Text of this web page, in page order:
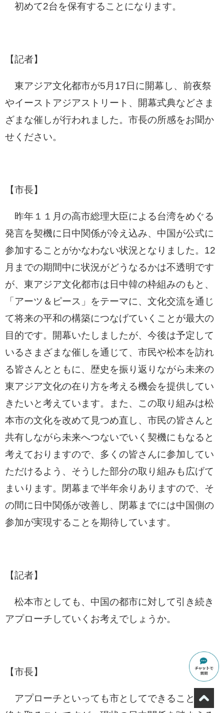
初めて2台を保有することになります。
【記者】
東アジア文化都市が5月17日に開幕し、前夜祭
やイーストアジアストリート、開幕式典などさま
ざまな催しが行われました。市長の所感をお聞か
せください。
【市長】
昨年１１月の高市総理大臣による台湾をめぐる
発言を契機に日中関係が冷え込み、中国が公式に
参加することがかなわない状況となりました。12
月までの期間中に状況がどうなるかは不透明です
が、東アジア文化都市は日中韓の枠組みのもと、
「アーツ＆ピース」をテーマに、文化交流を通じ
て将来の平和の構築につなげていくことが最大の
目的です。開幕いたしましたが、今後は予定して
いるさまざまな催しを通じて、市民や松本を訪れ
る皆さんとともに、歴史を振り返りながら未来の
東アジア文化の在り方を考える機会を提供してい
きたいと考えています。また、この取り組みは松
本市の文化を改めて見つめ直し、市民の皆さんと
共有しながら未来へつないでいく契機にもなると
考えておりますので、多くの皆さんに参加してい
ただけるよう、そうした部分の取り組みも広げて
まいります。閉幕まで半年余りありますので、そ
の間に日中関係が改善し、閉幕までには中国側の
参加が実現することを期待しています。
【記者】
松本市としても、中国の都市に対して引き続き
アプローチしていくお考えでしょうか。
【市長】
アプローチといっても市としてできることは連